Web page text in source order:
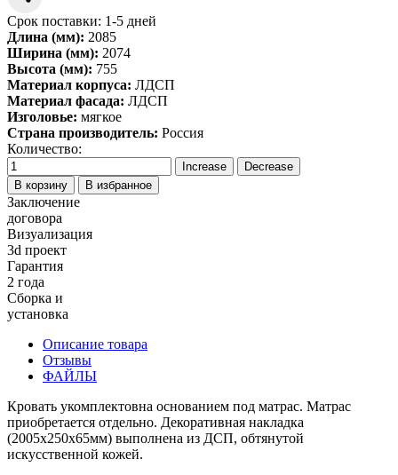
Срок поставки: 1-5 дней
Длина (мм): 2085
Ширина (мм): 2074
Высота (мм): 755
Материал корпуса: ЛДСП
Материал фасада: ЛДСП
Изголовье: мягкое
Страна производитель: Россия
Количество:
В корзину В избранное
Заключение
договора
Визуализация
3d проект
Гарантия
2 года
Сборка и
установка
Описание товара
Отзывы
ФАЙЛЫ
Кровать укомплектовна основанием под матрас. Матрас
приобретается отдельно. Декоративная накладка
(2005х250х65мм) выполнена из ДСП, обтянутой
искусственной кожей.